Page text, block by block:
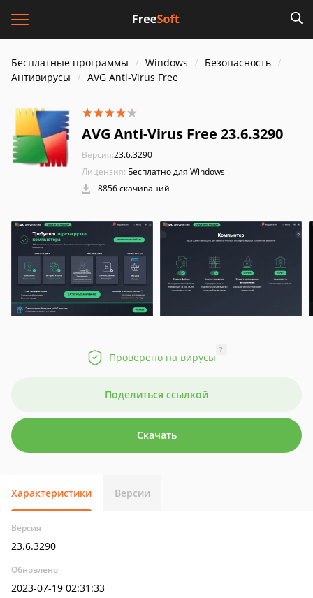
Бесплатные программы Windows
Безопасность
Антивирусы
AVG Anti-Virus Free
AVG Anti-Virus Free 23.6.3290
Версия:23.6.3290
Лицензия: Бесплатно для Windows
8856 скачиваний
Проверено на вирусы
?
Поделиться ссылкой
Скачать
Характеристики Версии
Версия
23.6.3290
Обновлено
2023-07-19 02:31:33